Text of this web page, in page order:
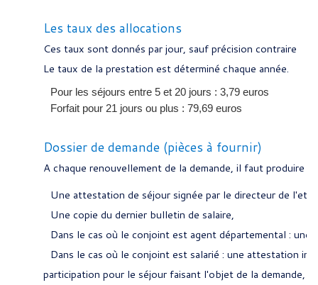
Les taux des allocations
Ces taux sont donnés par jour, sauf précision contraire
Le taux de la prestation est déterminé chaque année.
Pour les séjours entre 5 et 20 jours : 3,79 euros
Forfait pour 21 jours ou plus : 79,69 euros
Dossier de demande (pièces à fournir)
A chaque renouvellement de la demande, il faut produire
Une attestation de séjour signée par le directeur de
Une copie du dernier bulletin de salaire,
Dans le cas où le conjoint est agent départemental : une
Dans le cas où le conjoint est salarié : une attestation
participation pour le séjour faisant l'objet de la demande,